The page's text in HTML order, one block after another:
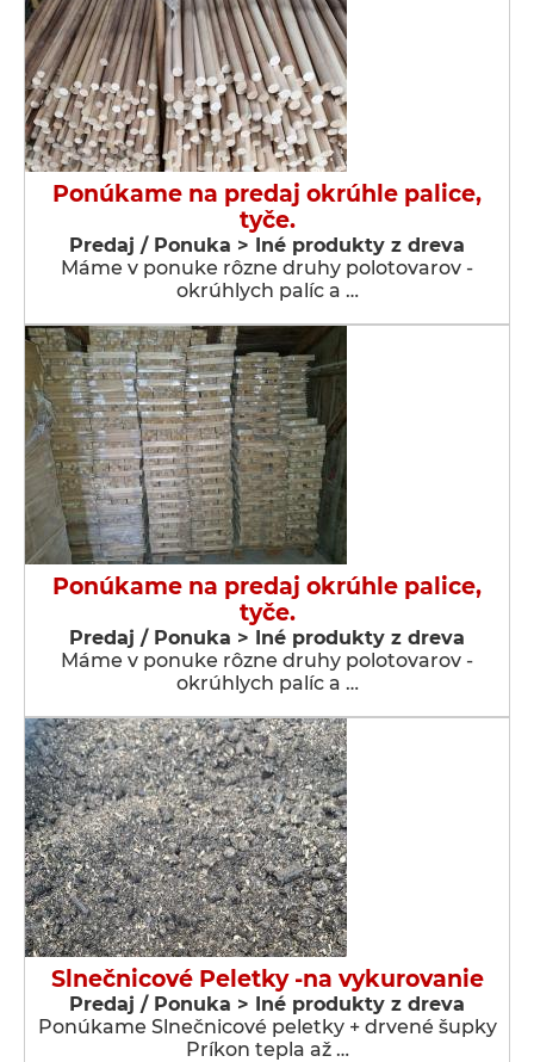
Ponúkame na predaj okrúhle palice,
tyče.
Predaj / Ponuka > Iné produkty z dreva
Máme v ponuke rôzne druhy polotovarov -
okrúhlych palíc a …
Ponúkame na predaj okrúhle palice,
tyče.
Predaj / Ponuka > Iné produkty z dreva
Máme v ponuke rôzne druhy polotovarov -
okrúhlych palíc a …
Slnečnicové Peletky -na vykurovanie
Predaj / Ponuka > Iné produkty z dreva
Ponúkame Slnečnicové peletky + drvené šupky
Príkon tepla až …